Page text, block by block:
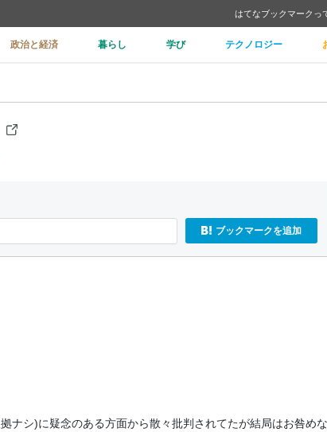
はてなブックマークっ
政治と経済 暮らし 学び テクノロジー
ブックマークを追加
ナシ)に疑念のある方面から散々批判されてたが結局はお咎めな